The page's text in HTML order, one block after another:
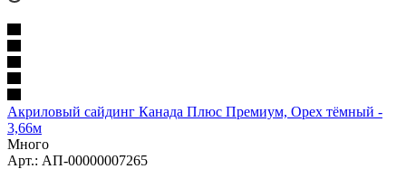
Акриловый сайдинг Канада Плюс Премиум, Орех тёмный -
3,66м
Много
Арт.: АП-00000007265